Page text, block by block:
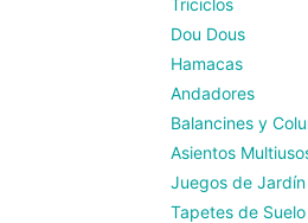
Triciclos
Dou Dous
Hamacas
Andadores
Balancines y
Asientos
Juegos de Jardín
Tapetes de Suelo